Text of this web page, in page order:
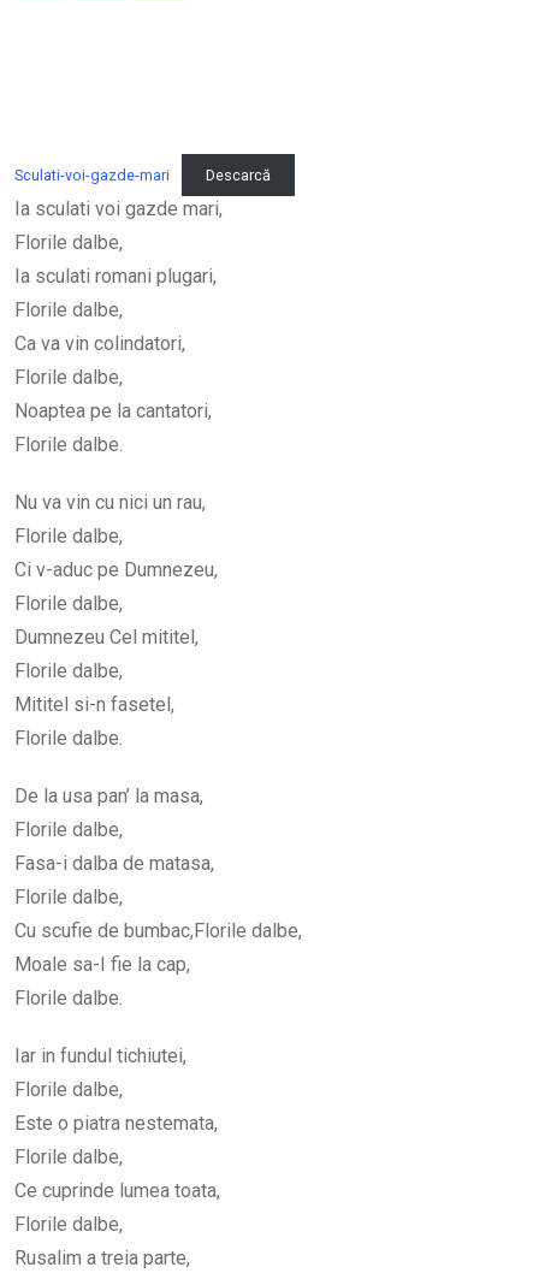
Sculati-voi-gazde-mari Descarcă
Ia sculati voi gazde mari,
Florile dalbe,
Ia sculati romani plugari,
Florile dalbe,
Ca va vin colindatori,
Florile dalbe,
Noaptea pe la cantatori,
Florile dalbe.
Nu va vin cu nici un rau,
Florile dalbe,
Ci v-aduc pe Dumnezeu,
Florile dalbe,
Dumnezeu Cel mititel,
Florile dalbe,
Mititel si-n fasetel,
Florile dalbe.
De la usa pan’ la masa,
Florile dalbe,
Fasa-i dalba de matasa,
Florile dalbe,
Cu scufie de bumbac,Florile dalbe,
Moale sa-I fie la cap,
Florile dalbe.
Iar in fundul tichiutei,
Florile dalbe,
Este o piatra nestemata,
Florile dalbe,
Ce cuprinde lumea toata,
Florile dalbe,
Rusalim a treia parte,